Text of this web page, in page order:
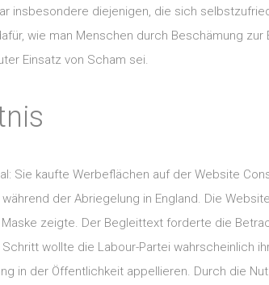
insbesondere diejenigen, die sich
wie man Menschen durch Beschämung zur
Einsatz von Scham sei.
Sie kaufte Werbeflächen auf der Website
der Abriegelung in England. Die
zeigte. Der Begleittext forderte die
wollte die Labour-Partei wahrscheinlich
in der Öffentlichkeit appellieren. Durch die